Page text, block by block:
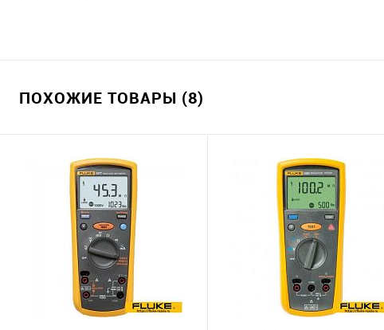
ПОХОЖИЕ ТОВАРЫ (8)